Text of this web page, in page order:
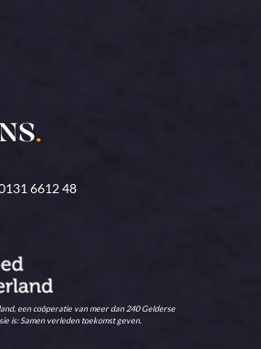
.
6612 48
een coöperatie van meer dan 240 Gelderse
is: Samen verleden toekomst geven.